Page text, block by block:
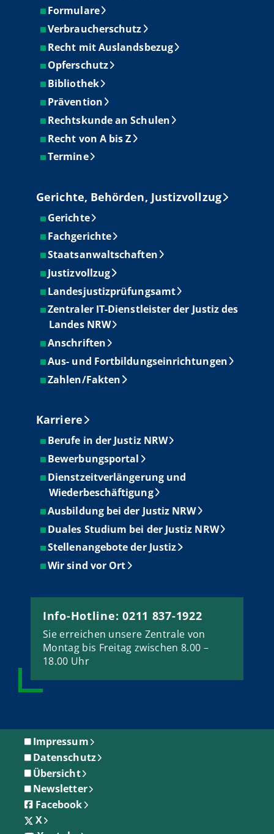
Formulare
Verbraucherschutz
Recht mit Auslandsbezug
Opferschutz
Bibliothek
Prävention
Rechtskunde an Schulen
Recht von A bis Z
Termine
Gerichte, Behörden, Justizvollzug
Gerichte
Fachgerichte
Staatsanwaltschaften
Justizvollzug
Landesjustizprüfungsamt
Zentraler IT-Dienstleister der Justiz des
Landes NRW
Anschriften
Aus- und Fortbildungseinrichtungen
Zahlen/Fakten
Karriere
Berufe in der Justiz NRW
Bewerbungsportal
Dienstzeitverlängerung und
Wiederbeschäftigung
Ausbildung bei der Justiz NRW
Duales Studium bei der Justiz NRW
Stellenangebote der Justiz
Wir sind vor Ort
Info-Hotline: 0211 837-1922
Sie erreichen unsere Zentrale von
Montag bis Freitag zwischen 8.00 –
18.00 Uhr
Impressum
Datenschutz
Übersicht
Newsletter
Facebook
X